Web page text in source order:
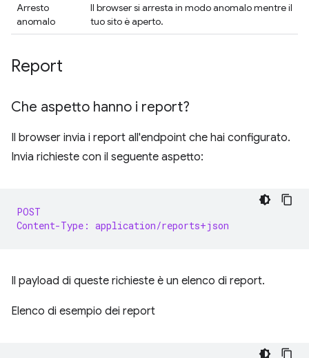
Arresto
anomalo
Il browser si arresta in modo anomalo mentre il
tuo sito è aperto.
Report
Che aspetto hanno i report?
Il browser invia i report all'endpoint che hai configurato.
Invia richieste con il seguente aspetto:
POST
Content-Type: application/reports+json
Il payload di queste richieste è un elenco di report.
Elenco di esempio dei report